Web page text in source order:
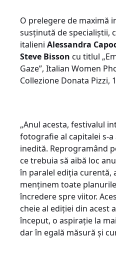
O prelegere de maximă
susținută de specialiștii,
italieni Alessandra
Steve Bisson cu titlul
Gaze”, Italian Women
Collezione Donata Pizzi,
„Anul acesta, festivalul
fotografie al capitalei s-
inedită. Reprogramând
ce trebuia să aibă loc
în paralel ediția curentă,
menținem toate
încredere spre viitor.
cheie al ediției din acest
început, o aspirație la
dar în egală măsură și